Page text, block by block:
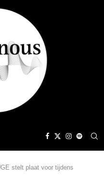
stelt plaat voor tijdens